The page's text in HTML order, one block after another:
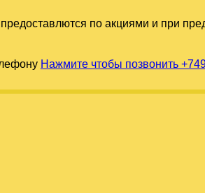
по акциями и при
Нажмите чтобы позвонить